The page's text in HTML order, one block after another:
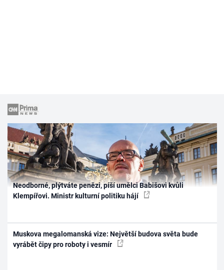
Neodborné, plýtváte penězi, píší umělci Babišovi kvůli
Klempířovi. Ministr kulturní politiku hájí
Muskova megalomanská vize: Největší budova světa bude
vyrábět čipy pro roboty i vesmír